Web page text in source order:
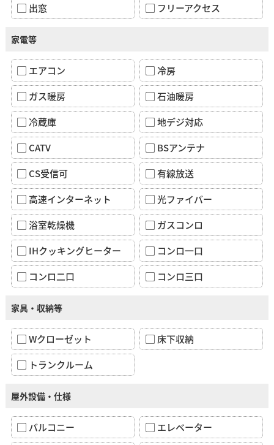
出窓
フリーアクセス
家電等
エアコン
冷房
ガス暖房
石油暖房
冷蔵庫
地デジ対応
CATV
BSアンテナ
CS受信可
有線放送
高速インターネット
光ファイバー
浴室乾燥機
ガスコンロ
IHクッキングヒーター
コンロ一口
コンロ二口
コンロ三口
家具・収納等
Wクローゼット
床下収納
トランクルーム
屋外設備・仕様
バルコニー
エレベーター